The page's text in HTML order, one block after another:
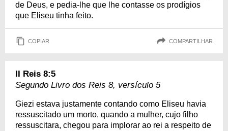
de Deus, e pedia-lhe que lhe contasse os prodígios
que Eliseu tinha feito.
COPIAR COMPARTILHAR
II Reis 8:5
Segundo Livro dos Reis 8, versículo 5
Giezi estava justamente contando como Eliseu havia
ressuscitado um morto, quando a mulher, cujo filho
ressuscitara, chegou para implorar ao rei a respeito de